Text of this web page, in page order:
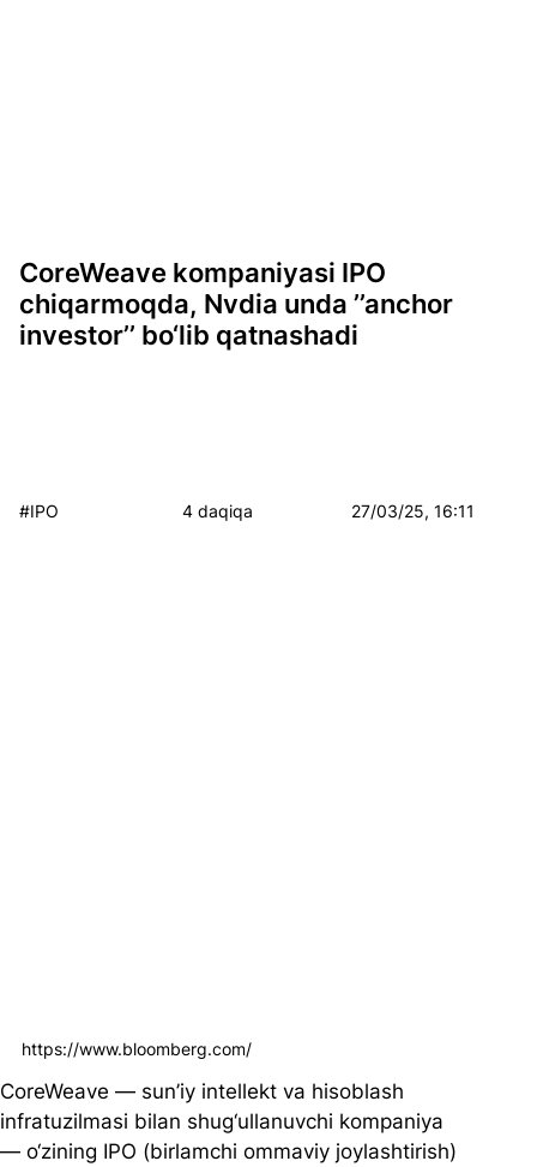
CoreWeave kompaniyasi IPO
chiqarmoqda, Nvdia unda ’’anchor
investor’’ bo‘lib qatnashadi
#IPO 4 daqiqa 27/03/25, 16:11
CoreWeave — sun’iy intellekt va hisoblash
infratuzilmasi bilan shug‘ullanuvchi kompaniya
— o‘zining IPO (birlamchi ommaviy joylashtirish)
https://www.bloomberg.com/